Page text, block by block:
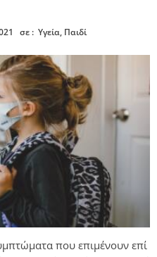
σε : Υγεία, Παιδί
που επιμένουν επί